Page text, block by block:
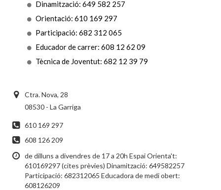
Dinamització: 649 582 257
Orientació: 610 169 297
Participació: 682 312 065
Educador de carrer: 608 12 62 09
Tècnica de Joventut: 682 12 39 79
Ctra. Nova, 28
08530 - La Garriga
610 169 297
608 126 209
de dilluns a divendres de 17 a 20h Espai Orienta't:
610169297 (cites prèvies) Dinamització: 649582257
Participació: 682312065 Educadora de medi obert:
608126209